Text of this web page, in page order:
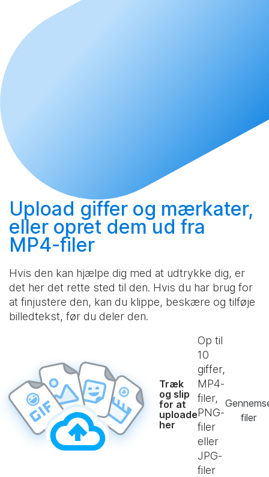
Upload giffer og mærkater,
eller opret dem ud fra
MP4-filer
Hvis den kan hjælpe dig med at udtrykke dig, er
det her det rette sted til den. Hvis du har brug for
at finjustere den, kan du klippe, beskære og tilføje
billedtekst, før du deler den.
Træk
og slip
for at
uploade
her
Op til
10
giffer,
MP4-
filer,
PNG-
filer
eller
JPG-
filer
filer